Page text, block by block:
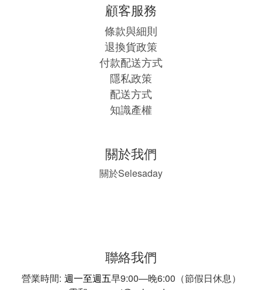
顧客服務
條款與細則
退換貨政策
付款配送方式
隱私政策
配送方式
知識產權
關於我們
關於Selesaday
聯絡我們
營業時間: 週一至週五早9:00—晚6:00（節假日休息）